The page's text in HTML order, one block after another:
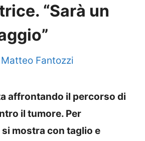
“Sarà un
Matteo Fantozzi
affrontando il percorso di
il tumore. Per
mostra con taglio e